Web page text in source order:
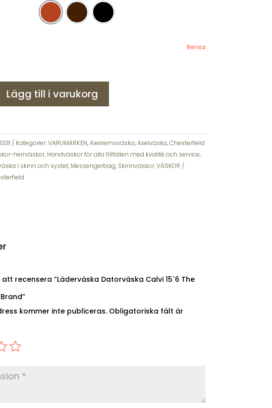
Cognac MörkbrunSvart
Rensa
Lägg till i varukorg
Kategorier:VARUMÄRKEN,Axelremsväska,Axelväska,Chesterfield
herrväskor, Handväskor för alla tillfällen med kvalité och service,
i skinn och systet, Messengerbag, Skinnväskor,VÄSKOR
recensera ”Läderväska Datorväska Calvi 15`6 The
kommer inte publiceras. Obligatoriska fält är